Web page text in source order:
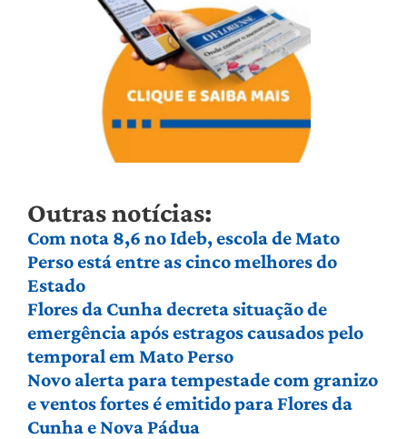
Outras notícias:
Com nota 8,6 no Ideb, escola de Mato
Perso está entre as cinco melhores do
Estado
Flores da Cunha decreta situação de
emergência após estragos causados pelo
temporal em Mato Perso
Novo alerta para tempestade com granizo
e ventos fortes é emitido para Flores da
Cunha e Nova Pádua